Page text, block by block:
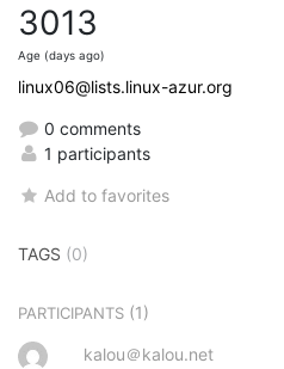
3013
Age (days ago)
linux06@lists.linux-azur.org
0 comments
1 participants
Add to favorites
TAGS (0)
PARTICIPANTS (1)
kalou＠kalou.net